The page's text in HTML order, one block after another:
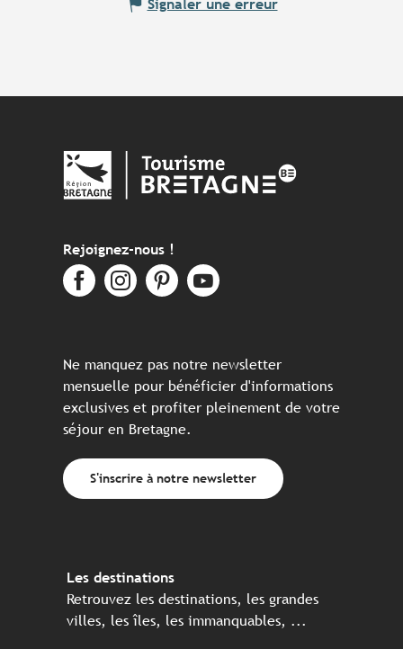
Signaler une erreur
Rejoignez-nous !
Ne manquez pas notre newsletter
mensuelle pour bénéficier d'informations
exclusives et profiter pleinement de votre
séjour en Bretagne.
S'inscrire à notre newsletter
Les destinations
Retrouvez les destinations, les grandes
villes, les îles, les immanquables, ...